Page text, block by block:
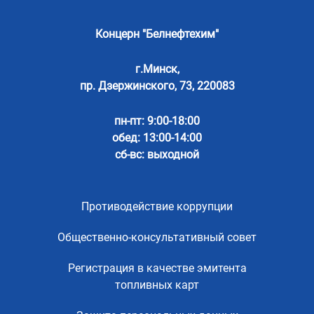
Концерн "Белнефтехим"
г.Минск,
пр. Дзержинского, 73, 220083
пн-пт: 9:00-18:00
обед: 13:00-14:00
сб-вс: выходной
Противодействие коррупции
Общественно-консультативный совет
Регистрация в качестве эмитента
топливных карт